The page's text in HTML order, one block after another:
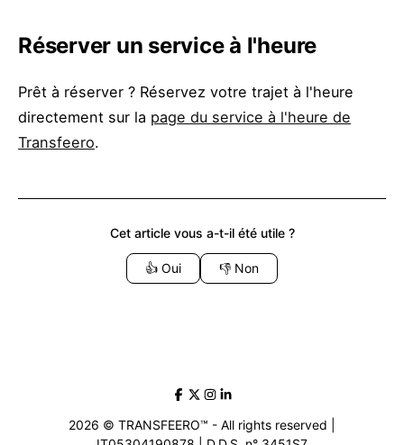
Réserver un service à l'heure
Prêt à réserver ? Réservez votre trajet à l'heure
directement sur la page du service à l'heure de
Transfeero.
Cet article vous a-t-il été utile ?
👍 Oui 👎 Non
2026 © TRANSFEERO™ - All rights reserved |